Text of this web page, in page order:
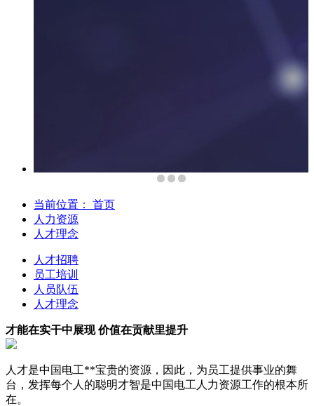
当前位置：
首页
人力资源
人才理念
人才招聘
员工培训
人员队伍
人才理念
才能在实干中展现 价值在贡献里提升
人才是中国电工**宝贵的资源，因此，为员工提供事业的舞
台，发挥每个人的聪明才智是中国电工人力资源工作的根本所
在。